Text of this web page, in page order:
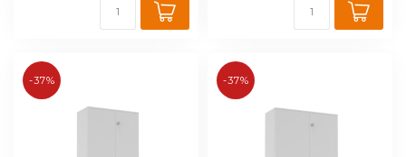
-37% -37%